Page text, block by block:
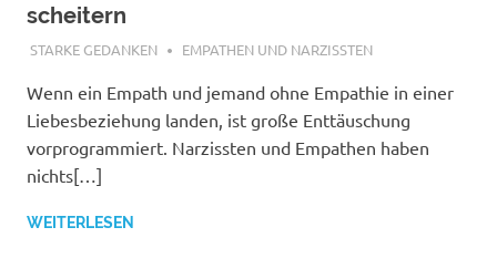
scheitern
AUGUST 10, 2021
STARKE GEDANKEN EMPATHEN UND NARZISSTEN
Wenn ein Empath und jemand ohne Empathie in einer
Liebesbeziehung landen, ist große Enttäuschung
vorprogrammiert. Narzissten und Empathen haben
nichts[…]
WEITERLESEN